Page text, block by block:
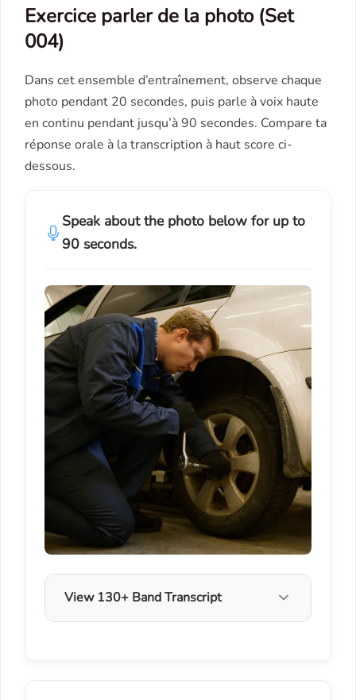
Exercice parler de la photo (Set
004)
Dans cet ensemble d’entraînement, observe chaque
photo pendant 20 secondes, puis parle à voix haute
en continu pendant jusqu’à 90 secondes. Compare ta
réponse orale à la transcription à haut score ci-
dessous.
Speak about the photo below for up to
90 seconds.
View 130+ Band Transcript